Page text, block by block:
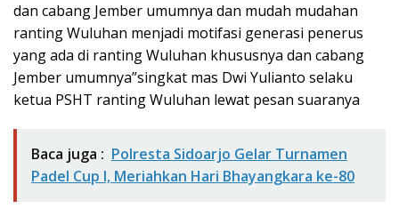
dan cabang Jember umumnya dan mudah mudahan
ranting Wuluhan menjadi motifasi generasi penerus
yang ada di ranting Wuluhan khususnya dan cabang
Jember umumnya”singkat mas Dwi Yulianto selaku
ketua PSHT ranting Wuluhan lewat pesan suaranya
Baca juga : Polresta Sidoarjo Gelar Turnamen
Padel Cup I, Meriahkan Hari Bhayangkara ke-80